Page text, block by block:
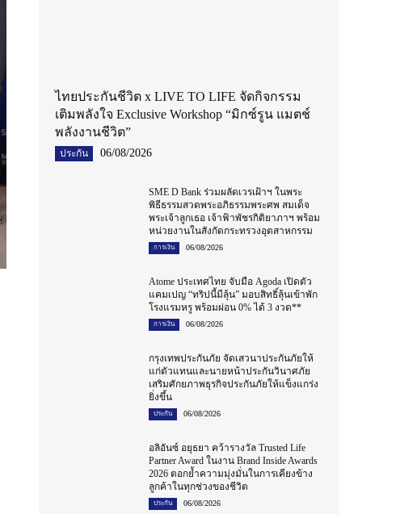
ไทยประกันชีวิต x LIVE TO LIFE จัดกิจกรรม
เติมพลังใจ Exclusive Workshop “มิกซ์รูน แมตช์
พลังงานชีวิต”
ประกัน 06/08/2026
SME D Bank ร่วมผลัดเวรเฝ้าฯ ในพระ
พิธีธรรมสวดพระอภิธรรมพระศพ สมเด็จ
พระเจ้าลูกเธอ เจ้าฟ้าพัชรกิติยาภาฯ พร้อม
หน่วยงานในสังกัดกระทรวงอุตสาหกรรม
การเงิน 06/08/2026
Atome ประเทศไทย จับมือ Agoda เปิดตัว
แคมเปญ “ทริปนี้มีลุ้น” มอบสิทธิ์ลุ้นเข้าพัก
โรงแรมหรู พร้อมผ่อน 0% ได้ 3 งวด**
การเงิน 06/08/2026
กรุงเทพประกันภัย จัดเสวนาประกันภัยให้
แก่ตัวแทนและนายหน้าประกันวินาศภัย
เสริมศักยภาพธุรกิจประกันภัยให้แข็งแกร่ง
ยิ่งขึ้น
ประกัน 06/08/2026
อลิอันซ์ อยุธยา คว้ารางวัล Trusted Life
Partner Award ในงาน Brand Inside Awards
2026 ตอกย้ำความมุ่งมั่นในการเคียงข้าง
ลูกค้าในทุกช่วงของชีวิต
ประกัน 06/08/2026